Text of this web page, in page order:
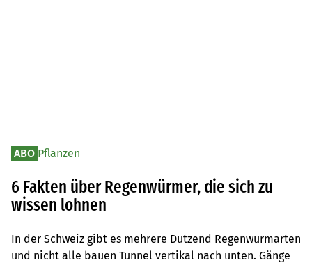
ABO Pflanzen
6 Fakten über Regenwürmer, die sich zu
wissen lohnen
In der Schweiz gibt es mehrere Dutzend Regenwurmarten
und nicht alle bauen Tunnel vertikal nach unten. Gänge